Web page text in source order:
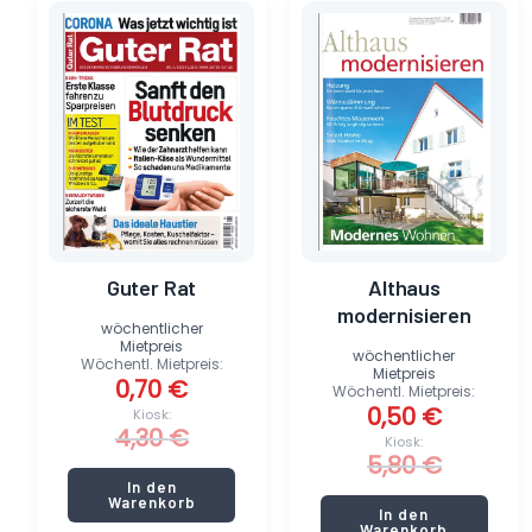
Guter Rat
Kiosk:
4,30€
Preis
war:
4,30 €
Wöchentl. Mietpreis:
0,70 €
Preis
ist:
0,70 €.
wöchentlicher
Mietpreis
In den
Warenkorb
Althaus
modernisieren
Kiosk:
5,80€
Preis
war:
5,80 €
Wöchentl. Mietpreis:
0,50 €
Preis
ist:
0,50 €.
wöchentlicher
Mietpreis
In den